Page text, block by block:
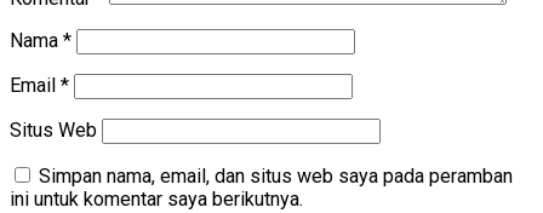
Nama *
Email *
Situs Web
Simpan nama, email, dan situs web saya pada peramban
ini untuk komentar saya berikutnya.